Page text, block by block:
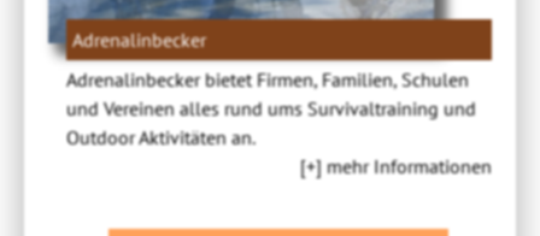
Adrenalinbecker
Adrenalinbecker bietet Firmen, Familien, Schulen
und Vereinen alles rund ums Survivaltraining und
Outdoor Aktivitäten an.
[+] mehr Informationen